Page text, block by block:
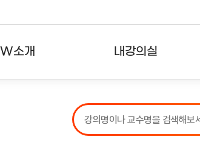
소개 내강의실
강의리스트
수강확인증강의